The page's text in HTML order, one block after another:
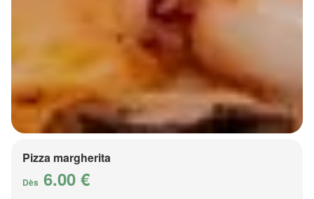
Pizza margherita
Dès 6.00 €